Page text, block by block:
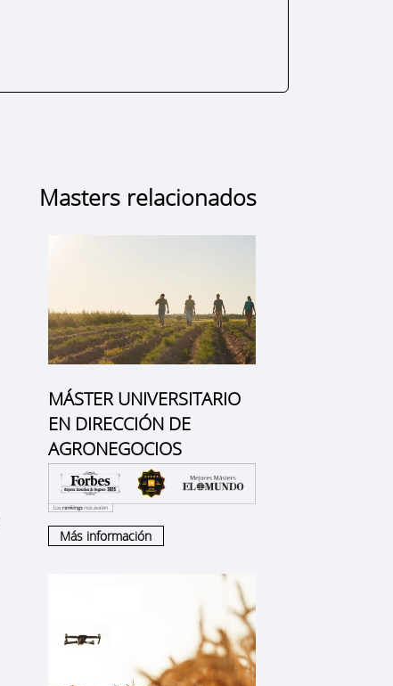
Masters relacionados
MÁSTER UNIVERSITARIO
EN DIRECCIÓN DE
AGRONEGOCIOS
Más información